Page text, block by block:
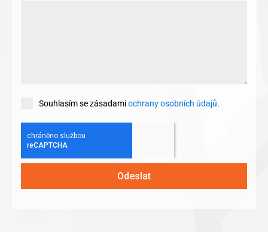
Souhlasím se zásadamiochrany osobních údajů.
Odeslat